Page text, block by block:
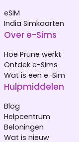
eSIM
India Simkaarten
Over e-Sims
Hoe Prune werkt
Ontdek e-Sims
Wat is een e-Sim
Hulpmiddelen
Blog
Helpcentrum
Beloningen
Wat is nieuw